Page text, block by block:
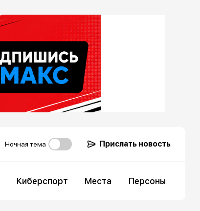
Ночная тема Прислать новость
Киберспорт Места Персоны